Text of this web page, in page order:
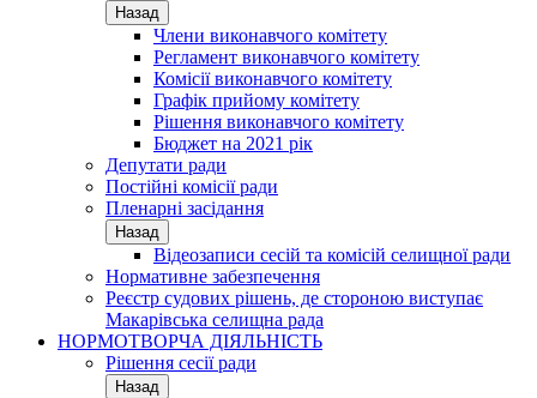
Назад
Члени виконавчого комітету
Регламент виконавчого комітету
Комісії виконавчого комітету
Графік прийому комітету
Рішення виконавчого комітету
Бюджет на 2021 рік
Депутати ради
Постійні комісії ради
Пленарні засідання
Назад
Відеозаписи сесій та комісій селищної ради
Нормативне забезпечення
Реєстр судових рішень, де стороною виступає
Макарівська селищна рада
НОРМОТВОРЧА ДІЯЛЬНІСТЬ
Рішення сесії ради
Назад